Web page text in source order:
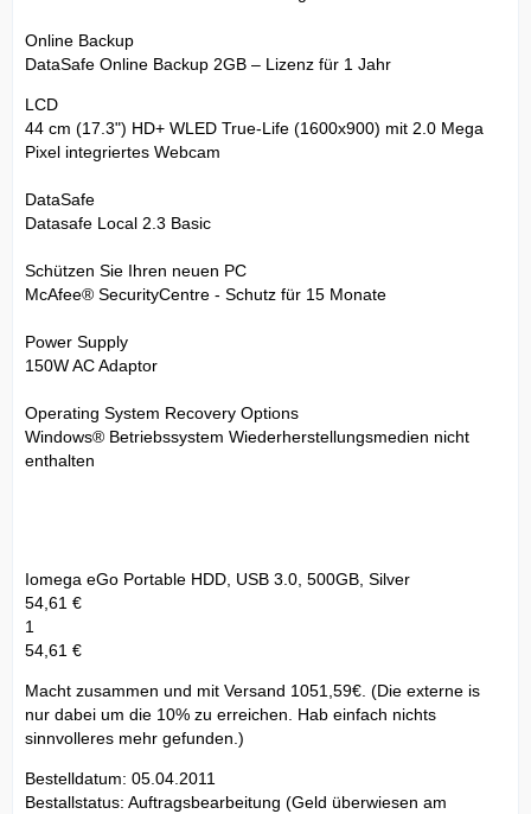
Online Backup
DataSafe Online Backup 2GB – Lizenz für 1 Jahr
LCD
44 cm (17.3") HD+ WLED True-Life (1600x900) mit 2.0 Mega
Pixel integriertes Webcam
DataSafe
Datasafe Local 2.3 Basic
Schützen Sie Ihren neuen PC
McAfee® SecurityCentre - Schutz für 15 Monate
Power Supply
150W AC Adaptor
Operating System Recovery Options
Windows® Betriebssystem Wiederherstellungsmedien nicht
enthalten
Iomega eGo Portable HDD, USB 3.0, 500GB, Silver
54,61 €
1
54,61 €
Macht zusammen und mit Versand 1051,59€. (Die externe is
nur dabei um die 10% zu erreichen. Hab einfach nichts
sinnvolleres mehr gefunden.)
Bestelldatum: 05.04.2011
Bestallstatus: Auftragsbearbeitung (Geld überwiesen am